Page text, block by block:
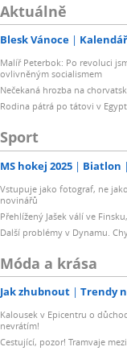
Aktuálně
Blesk Vánoce
Malíř Peterbok: Po revoluci
ovlivněným socialismem
Nečekaná hrozba na
Rodina pátrá po tátovi v
Sport
MS hokej 2025 Biatlon
Vstupuje jako fotograf, ne
novinářů
Přehlížený Jašek válí ve
Další problémy v Dynamu.
Móda a krása
Jak zhubnout Trendy
Kalousek v Epicentru o
nevrátím!
Cestující, pozor! Tramvaje